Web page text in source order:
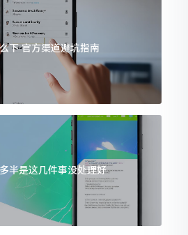
下 官方渠道避坑指南
半是这几件事没处理好